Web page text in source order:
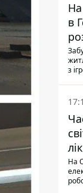
в
з
На